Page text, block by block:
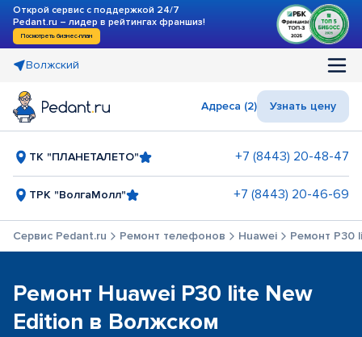
Открой сервис с поддержкой 24/7
Pedant.ru – лидер в рейтингах франшиз!
Посмотреть бизнес-план
Волжский
Адреса (2) Узнать цену
ТК "ПЛАНЕТАЛЕТО" +7 (8443) 20-48-47
ТРК "ВолгаМолл" +7 (8443) 20-46-69
Сервис Pedant.ru Ремонт телефонов Huawei Ремонт P30
Ремонт Huawei P30 lite New
Edition в Волжском